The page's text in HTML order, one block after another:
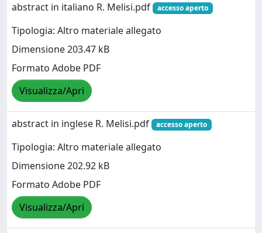
abstract in italiano R. Melisi.pdf
accesso aperto
Tipologia: Altro materiale allegato
Dimensione 203.47 kB
Formato Adobe PDF
Visualizza/Apri
abstract in inglese R. Melisi.pdf accesso aperto
Tipologia: Altro materiale allegato
Dimensione 202.92 kB
Formato Adobe PDF
Visualizza/Apri